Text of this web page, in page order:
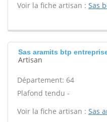
Voir la fiche artisan : Sas
Sas aramits btp
Artisan
Département: 64
Plafond tendu -
Voir la fiche artisan : Sas